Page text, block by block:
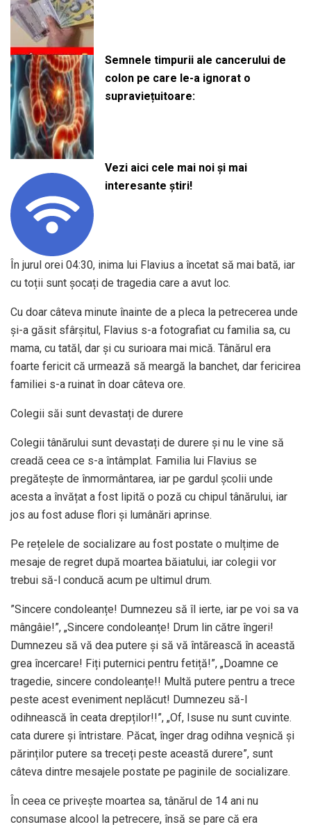
Semnele timpurii ale cancerului de
colon pe care le-a ignorat o
supraviețuitoare:
Vezi aici cele mai noi și mai
interesante știri!
În jurul orei 04:30, inima lui Flavius a încetat să mai bată, iar
cu toții sunt șocați de tragedia care a avut loc.
Cu doar câteva minute înainte de a pleca la petrecerea unde
și-a găsit sfârșitul, Flavius s-a fotografiat cu familia sa, cu
mama, cu tatăl, dar și cu surioara mai mică. Tânărul era
foarte fericit că urmează să meargă la banchet, dar fericirea
familiei s-a ruinat în doar câteva ore.
Colegii săi sunt devastați de durere
Colegii tânărului sunt devastați de durere și nu le vine să
creadă ceea ce s-a întâmplat. Familia lui Flavius se
pregătește de înmormântarea, iar pe gardul școlii unde
acesta a învățat a fost lipită o poză cu chipul tânărului, iar
jos au fost aduse flori și lumânări aprinse.
Pe rețelele de socializare au fost postate o mulțime de
mesaje de regret după moartea băiatului, iar colegii vor
trebui să-l conducă acum pe ultimul drum.
”Sincere condoleanțe! Dumnezeu să îl ierte, iar pe voi sa va
mângâie!”, „Sincere condoleanțe! Drum lin către îngeri!
Dumnezeu să vă dea putere și să vă întărească în această
grea încercare! Fiți puternici pentru fetiță!”, „Doamne ce
tragedie, sincere condoleanțe!! Multă putere pentru a trece
peste acest eveniment neplăcut! Dumnezeu să-l
odihnească în ceata drepților!!”, „Of, Isuse nu sunt cuvinte.
cata durere și întristare. Păcat, înger drag odihna veșnică și
părinților putere sa treceți peste această durere”, sunt
câteva dintre mesajele postate pe paginile de socializare.
În ceea ce privește moartea sa, tânărul de 14 ani nu
consumase alcool la petrecere, însă se pare că era